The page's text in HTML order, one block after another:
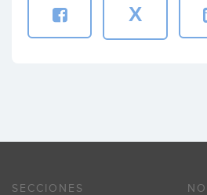
X
SECCIONES